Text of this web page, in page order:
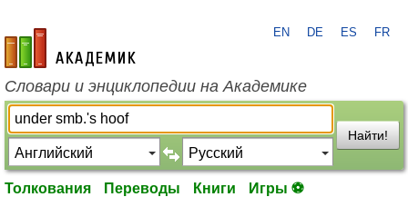
academic.ru
EN DE ES FR
Словари и энциклопедии на Академике
Найти!
Толкования Переводы Книги Игры ⚽